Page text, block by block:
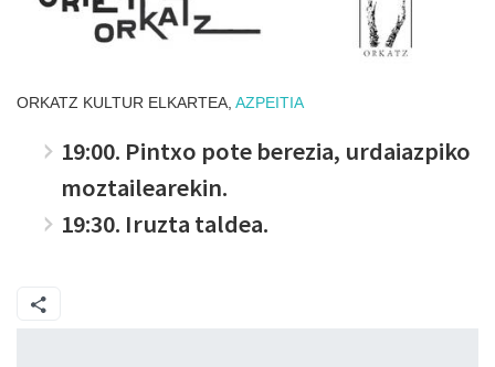
ORKATZ KULTUR ELKARTEA, AZPEITIA
19:00. Pintxo pote berezia, urdaiazpiko
moztailearekin.
19:30. Iruzta taldea.